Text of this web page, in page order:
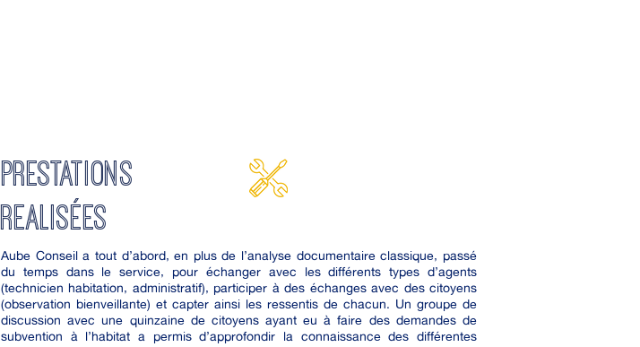
PRESTATIONS
REALISéES
Aube Conseil a tout d’abord, en plus de l’analyse documentaire classique, passé
du temps dans le service, pour échanger avec les différents types d’agents
(technicien habitation, administratif), participer à des échanges avec des citoyens
(observation bienveillante) et capter ainsi les ressentis de chacun. Un groupe de
discussion avec une quinzaine de citoyens ayant eu à faire des demandes de
subvention à l’habitat a permis d’approfondir la connaissance des différentes